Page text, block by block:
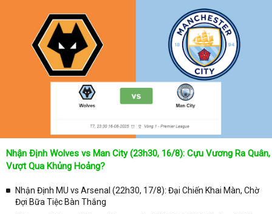
Nhận Định Wolves vs Man City (23h30, 16/8): Cựu Vương Ra Quân,
Vượt Qua Khủng Hoảng?
Nhận Định MU vs Arsenal (22h30, 17/8): Đại Chiến Khai Màn, Chờ
Đợi Bữa Tiệc Bàn Thắng